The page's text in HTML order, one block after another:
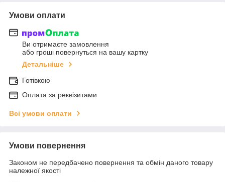
Умови оплати
Ви отримаєте замовлення
або гроші повернуться на вашу картку
Детальніше
Готівкою
Оплата за реквізитами
Всі умови оплати
Умови повернення
Законом не передбачено повернення та обмін даного товару
належної якості